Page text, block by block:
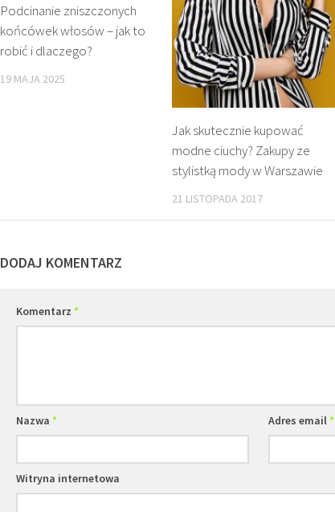
Podcinanie zniszczonych
końcówek włosów – jak to
robić i dlaczego?
19 MAJA 2025
Jak skutecznie kupować
modne ciuchy? Zakupy ze
stylistką mody w Warszawie
21 LISTOPADA 2017
DODAJ KOMENTARZ
Komentarz *
Nazwa * Adres email*
Witryna internetowa